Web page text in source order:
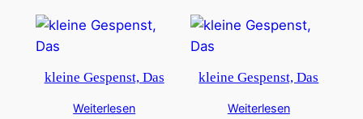
kleine Gespenst, Das
Weiterlesen
kleine Gespenst, Das
Weiterlesen